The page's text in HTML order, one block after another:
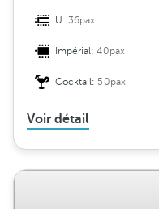
U:36pax
Impérial:40pax
Cocktail: 50pax
Voir détail